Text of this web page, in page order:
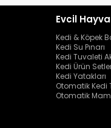
Evcil
Kedi & Köpek
Kedi Su Pınarı
Kedi Tuvaleti
Kedi Ürün
Kedi Yatakları
Otomatik Kedi
Otomatik